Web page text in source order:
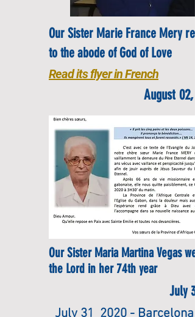
Our Sister Marie France Mery
to the abode of God of Love
Read its flyer in French
August 02,
Our Sister Maria Martina Vegas
the Lord in her 74th year
July
July 31 2020 - Barcelona